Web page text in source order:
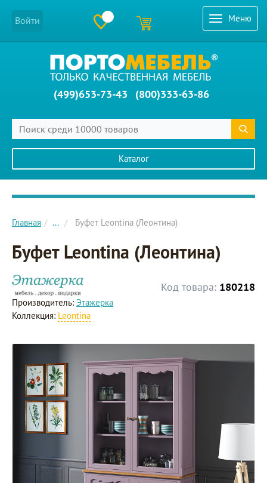
Меню
Войти
(499)653-73-43 (800)333-63-86
Каталог
Главное меню сайта
Главная ... Буфет Leontina (Леонтина)
Буфет Leontina (Леонтина)
Код товара: 180218
Производитель: Этажерка
Коллекция: Leontina